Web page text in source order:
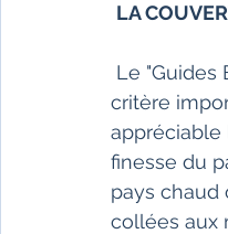
LA
critère
appréciable
finesse du
pays chaud
collées aux